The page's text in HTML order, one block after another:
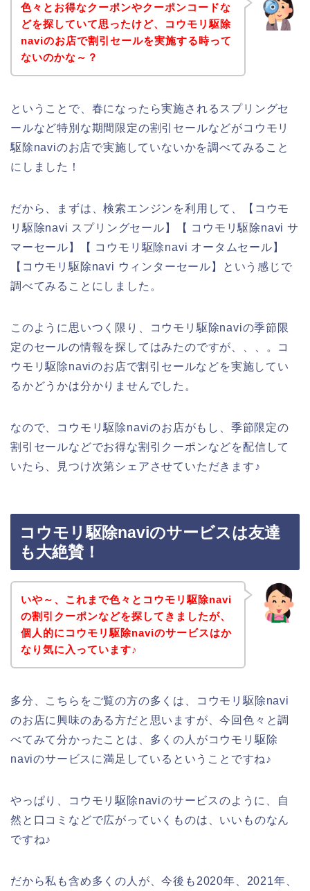
色々とお得なクーポンやクーポンコードな
どを探していて思ったけど、コウモリ駆除
naviのお店で割引セールを実施する時って
ないのかな～？
ということで、春になったら実施されるスプリングセ
ールなど特別な期間限定の割引セールなどがコウモリ
駆除naviのお店で実施していないかを調べてみること
にしました！
だから、まずは、検索エンジンを利用して、【コウモ
リ駆除navi スプリングセール】【 コウモリ駆除navi サ
マーセール】【 コウモリ駆除navi オータムセール】
【コウモリ駆除navi ウィンターセール】という感じで
調べてみることにしました。
このように思いつく限り、コウモリ駆除naviの季節限
定のセールの情報を探してはみたのですが、、、。コ
ウモリ駆除naviのお店で割引セールなどを実施してい
るかどうかは分かりませんでした。
なので、コウモリ駆除naviのお店がもし、季節限定の
割引セールなどでお得な割引クーポンなどを配信して
いたら、見つけ次第シェアさせていただきます♪
コウモリ駆除naviのサービスは友達
も大絶賛！
いや～、これまで色々とコウモリ駆除navi
の割引クーポンなどを探してきましたが、
個人的にコウモリ駆除naviのサービスはか
なり気に入っています♪
多分、こちらをご覧の方の多くは、コウモリ駆除navi
のお店に興味のある方だと思いますが、今回色々と調
べてみて分かったことは、多くの人がコウモリ駆除
naviのサービスに満足しているということですね♪
やっぱり、コウモリ駆除naviのサービスのように、自
然と口コミなどで広がっていくものは、いいものなん
ですね♪
だから私も含め多くの人が、今後も2020年、2021年、